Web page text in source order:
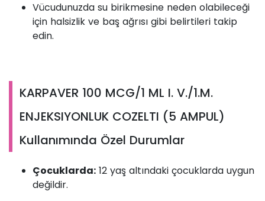
Vücudunuzda su birikmesine neden olabileceği
için halsizlik ve baş ağrısı gibi belirtileri takip
edin.
KARPAVER 100 MCG/1 ML I. V./1.M.
ENJEKSIYONLUK COZELTI (5 AMPUL)
Kullanımında Özel Durumlar
Çocuklarda: 12 yaş altındaki çocuklarda uygun
değildir.